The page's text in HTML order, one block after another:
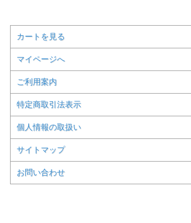
カートを見る
マイページへ
ご利用案内
特定商取引法表示
個人情報の取扱い
サイトマップ
お問い合わせ